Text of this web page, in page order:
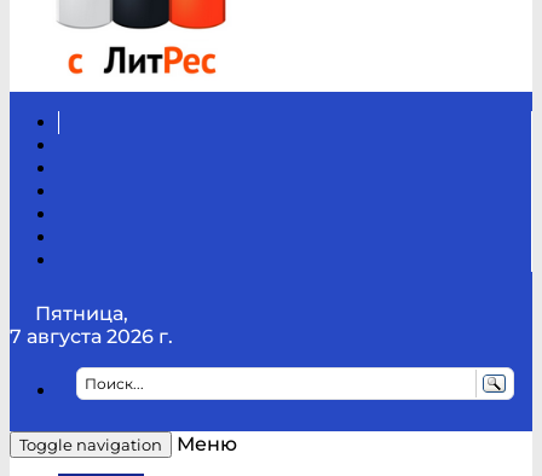
Пятница,
7 августа 2026 г.
Toggle navigation
Меню